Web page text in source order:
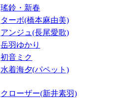
瑤鈴・新春
ターボ(橋本麻由美)
アンジュ(長尾愛歌)
岳羽ゆかり
初音ミク
水着海夕(パペット)
クローザー(新井素羽)